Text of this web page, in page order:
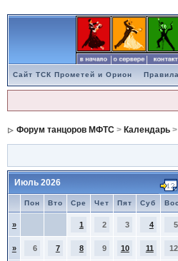
Сайт ТСК Прометей и Орион
Форум танцоров МФТС> Календарь>
Июль 2026
Пон Вто Сре Чет Пят Суб Вос
» 1 2 3 4 5
» 6 7 8 9 10 11 12